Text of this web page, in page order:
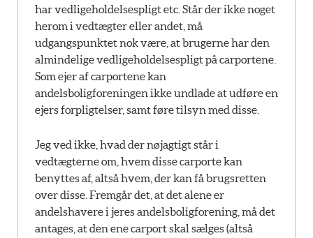
har vedligeholdelsespligt etc. Står der ikke noget
herom i vedtægter eller andet, må
udgangspunktet nok være, at brugerne har den
almindelige vedligeholdelsespligt på carportene.
Som ejer af carportene kan
andelsboligforeningen ikke undlade at udføre en
ejers forpligtelser, samt føre tilsyn med disse.
Jeg ved ikke, hvad der nøjagtigt står i
vedtægterne om, hvem disse carporte kan
benyttes af, altså hvem, der kan få brugsretten
over disse. Fremgår det, at det alene er
andelshavere i jeres andelsboligforening, må det
antages, at den ene carport skal sælges (altså